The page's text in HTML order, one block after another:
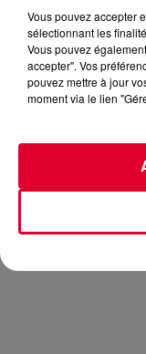
La semaine
Session.The
un mix en live le
français a poussé
vous n’avez pas pu
vidéo :
Vous pouvez accepter
sélectionnant les
Vous pouvez
accepter". Vos
pouvez mettre à jour
moment via le lien